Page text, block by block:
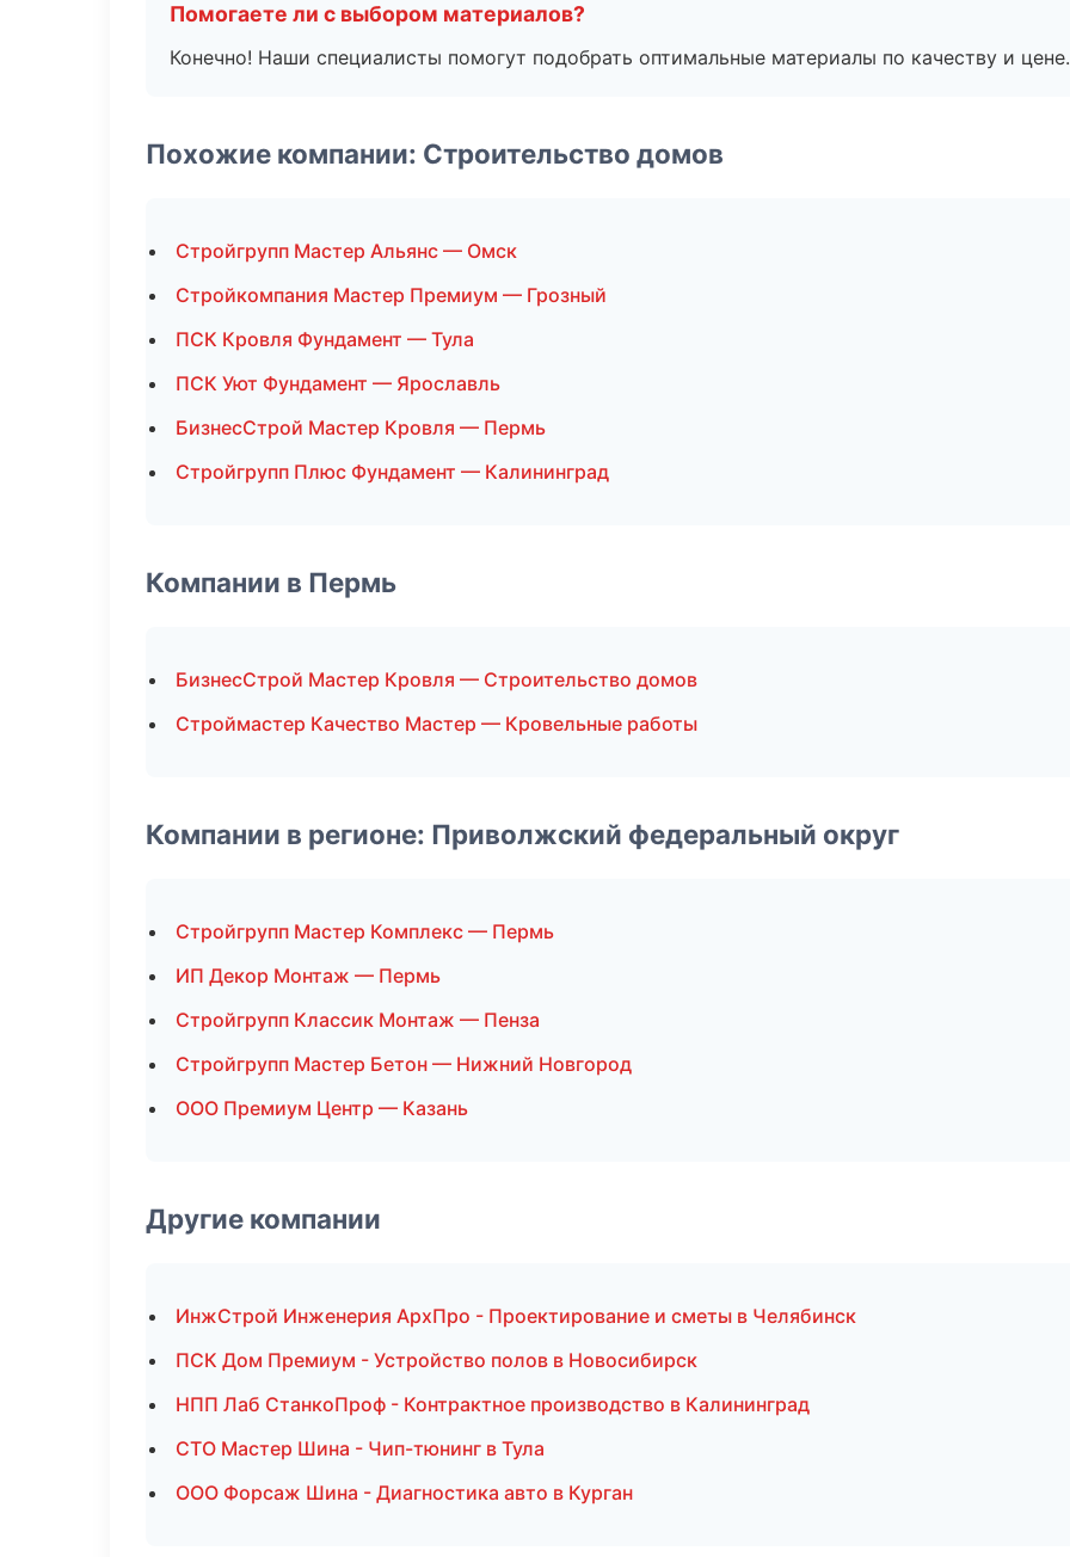
Помогаете ли с выбором материалов?
Конечно! Наши специалисты помогут подобрать оптимальные материалы по качеству и цене.
Похожие компании: Строительство домов
Стройгрупп Мастер Альянс — Омск
Стройкомпания Мастер Премиум — Грозный
ПСК Кровля Фундамент — Тула
ПСК Уют Фундамент — Ярославль
БизнесСтрой Мастер Кровля — Пермь
Стройгрупп Плюс Фундамент — Калининград
Компании в Пермь
БизнесСтрой Мастер Кровля — Строительство домов
Строймастер Качество Мастер — Кровельные работы
Компании в регионе: Приволжский федеральный округ
Стройгрупп Мастер Комплекс — Пермь
ИП Декор Монтаж — Пермь
Стройгрупп Классик Монтаж — Пенза
Стройгрупп Мастер Бетон — Нижний Новгород
ООО Премиум Центр — Казань
Другие компании
ИнжСтрой Инженерия АрхПро - Проектирование и сметы в Челябинск
ПСК Дом Премиум - Устройство полов в Новосибирск
НПП Лаб СтанкоПроф - Контрактное производство в Калининград
СТО Мастер Шина - Чип-тюнинг в Тула
ООО Форсаж Шина - Диагностика авто в Курган